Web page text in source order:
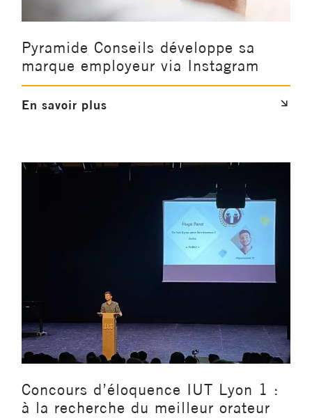
Pyramide Conseils développe sa
marque employeur via Instagram
En savoir plus
Concours d’éloquence IUT Lyon 1 :
à la recherche du meilleur orateur